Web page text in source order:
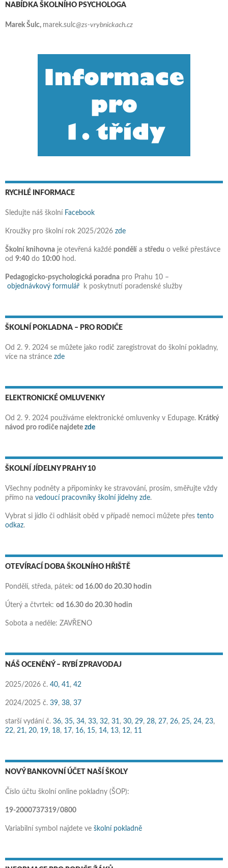
NABÍDKA ŠKOLNÍHO PSYCHOLOGA
Marek Šulc, marek.sulc@zs-vrybnickach.cz
RYCHLÉ INFORMACE
Sledujte náš školní Facebook
Kroužky pro školní rok 2025/2026 zde
Školní knihovna je otevřená každé pondělí a středu o velké přestávce
od 9:40 do 10:00 hod.
Pedagogicko-psychologická poradna pro Prahu 10 –
objednávkový formulář k poskytnutí poradenské služby
ŠKOLNÍ POKLADNA – PRO RODIČE
Od 2. 9. 2024 se můžete jako rodič zaregistrovat do školní pokladny,
více na stránce zde
ELEKTRONICKÉ OMLUVENKY
Od 2. 9. 2024 používáme elektronické omluvenky v Edupage. Krátký
návod pro rodiče najdete zde
ŠKOLNÍ JÍDELNY PRAHY 10
Všechny podněty a připomínky ke stravování, prosím, směřujte vždy
přímo na vedoucí pracovníky školní jídelny zde.
Vybrat si jídlo či odhlásit oběd v případě nemoci můžete přes tento
odkaz.
OTEVÍRACÍ DOBA ŠKOLNÍHO HŘIŠTĚ
Pondělí, středa, pátek: od 16.00 do 20.30 hodin
Úterý a čtvrtek: od 16.30 do 20.30 hodin
Sobota a neděle: ZAVŘENO
NÁŠ OCENĚNÝ – RYBÍ ZPRAVODAJ
2025/2026 č. 40, 41, 42
2024/2025 č. 39, 38, 37
starší vydání č. 36, 35, 34, 33, 32, 31, 30, 29, 28, 27, 26, 25, 24, 23,
22, 21, 20, 19, 18, 17, 16, 15, 14, 13, 12, 11
NOVÝ BANKOVNÍ ÚČET NAŠÍ ŠKOLY
Číslo účtu školní online pokladny (ŠOP):
19-2000737319/0800
Variabilní symbol najdete ve školní pokladně